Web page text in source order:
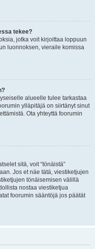
tekee?
jotka voit kirjoittaa loppuun
luonnoksen, vieraile komissa
alueelle tulee tarkastaa
ylläpitäjä on siirtänyt sinut
Ota yhteyttä foorumin
sitä, voit “tönäistä”
Jos et näe tätä, viestiketjujen
tönäisemisen välillä
nostaa viestiketjua
foorumin sääntöjä jos päätät